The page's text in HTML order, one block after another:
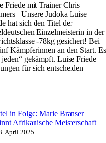
Friede mit Trainer Chris
Unsere Judoka Luise
hat sich den Titel der
Einzelmeisterin in der
-78kg gesichert! Bei
Kämpferinnen an den Start. Es
gekämpft. Luise Friede
für sich entscheiden –
in Folge: Marie Branser
Afrikanische Meisterschaft
April 2025